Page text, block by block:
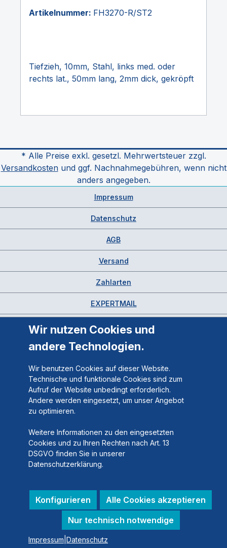
Artikelnummer: FH3270-R/ST2
Tiefzieh, 10mm, Stahl, links med. oder
rechts lat., 50mm lang, 2mm dick, gekröpft
* Alle Preise exkl. gesetzl. Mehrwertsteuer zzgl.
Versandkostenund ggf. Nachnahmegebühren, wenn nicht
anders angegeben.
Impressum
Datenschutz
AGB
Versand
Zahlarten
EXPERTMAIL
Wir nutzen Cookies und
andere Technologien.
Wir benutzen Cookies auf dieser Website.
Technische und funktionale Cookies sind zum
Aufruf der Website unbedingt erforderlich.
Andere werden eingesetzt, um unser Angebot
zu optimieren.
Weitere Informationen zu den eingesetzten
Cookies und zu Ihren Rechten nach Art. 13
DSGVO finden Sie in unserer
Datenschutzerklärung.
Konfigurieren
Alle Cookies akzeptieren
Nur technisch notwendige
Impressum Datenschutz